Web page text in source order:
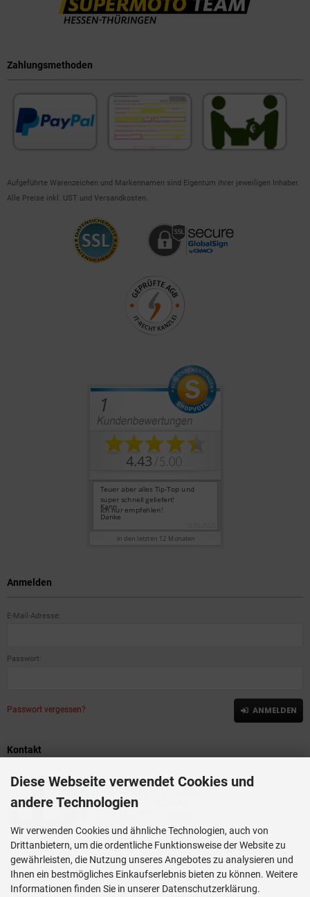
Zahlungsmethoden
Aufgeführte Warenzeichen und Markennamen sind Eigentum ihrer jeweiligen Inhaber.
Alle Preise inkl. UST und Versandkosten.
Anmelden
E-Mail-Adresse:
Passwort:
Passwort vergessen? ANMELDEN
Kontakt
JUERGEN DROSS PROFESSIONAL SERVICES GmbH
+49(0)6449-92897919
Kirchstraße 44
Diese Webseite verwendet Cookies und
andere Technologien
Wir verwenden Cookies und ähnliche Technologien, auch von
Drittanbietern, um die ordentliche Funktionsweise der Website zu
gewährleisten, die Nutzung unseres Angebotes zu analysieren und
Ihnen ein bestmögliches Einkaufserlebnis bieten zu können. Weitere
Informationen finden Sie in unserer Datenschutzerklärung.